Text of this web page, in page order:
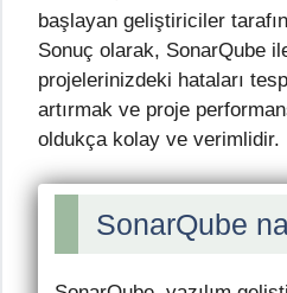
başlayan geliştiriciler
Sonuç olarak, SonarQube
projelerinizdeki hataları
artırmak ve proje
oldukça kolay ve verimlidir.
SonarQube